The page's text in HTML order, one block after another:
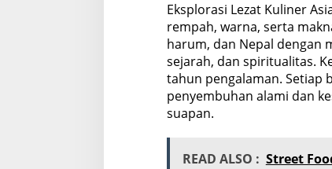
Eksplorasi Lezat Kuliner
rempah, warna, serta
harum, dan Nepal dengan
sejarah, dan spiritualitas.
tahun pengalaman. Setiap
penyembuhan alami dan
suapan.
READ ALSO : Street